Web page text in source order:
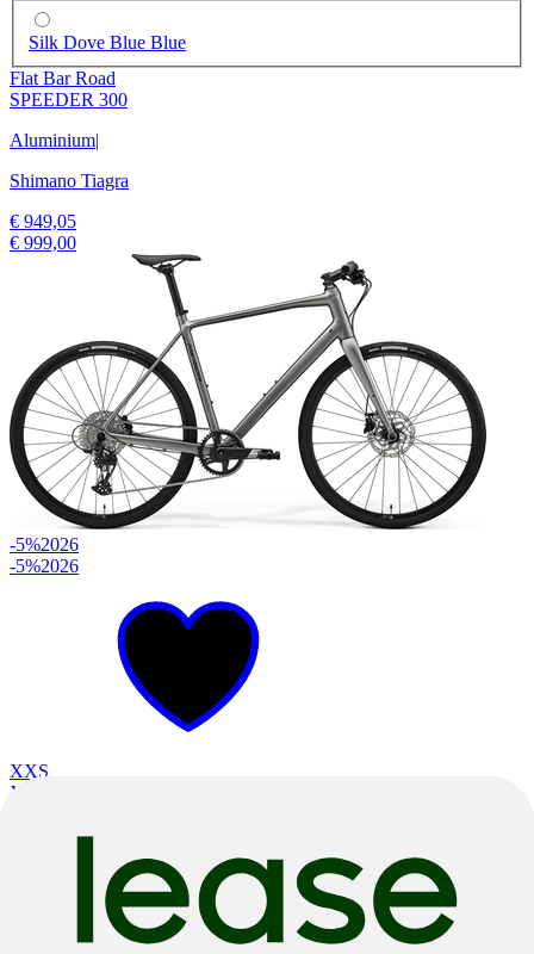
Silk Dove Blue Blue
Flat Bar Road
SPEEDER 300
Aluminium|
Shimano Tiagra
€ 949,05
€ 999,00
-5%2026
-5%2026
XXS
XS
Silk Gunmetal Grey Black
Flat Bar Road
SPEEDER 500